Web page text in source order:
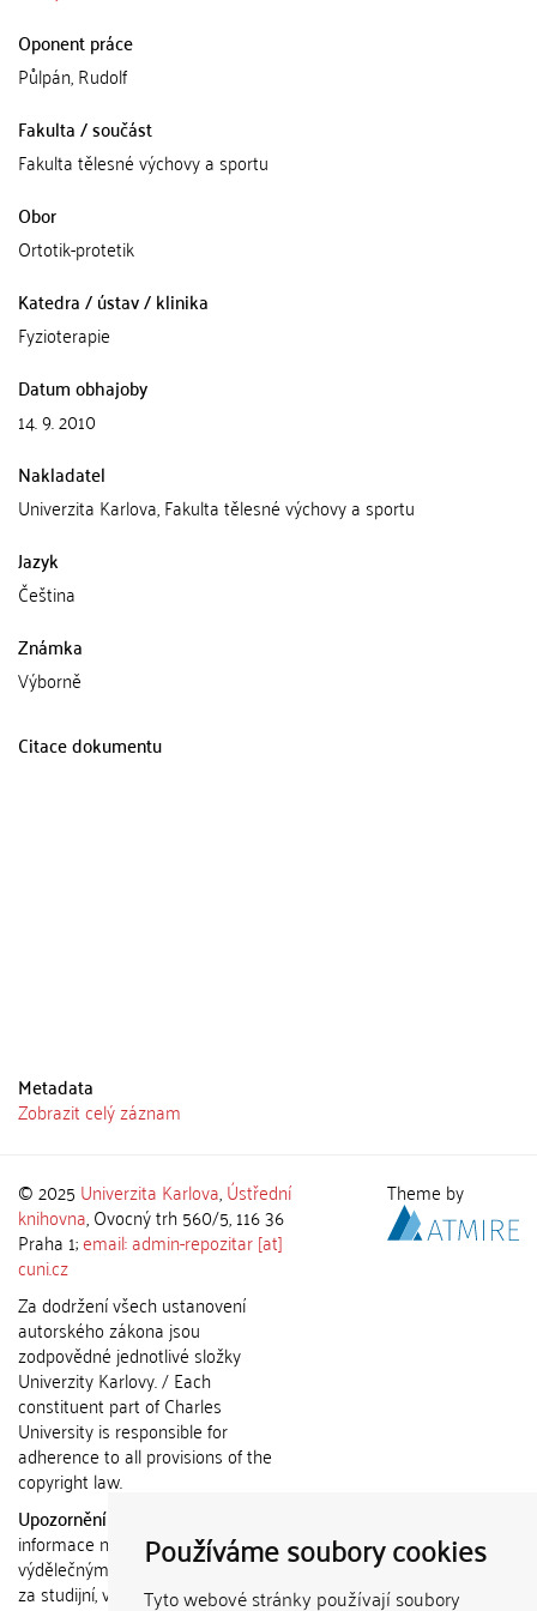
Používáme soubory cookies
Tyto webové stránky používají soubory
Oponent práce
Půlpán, Rudolf
Fakulta / součást
Fakulta tělesné výchovy a sportu
Obor
Ortotik-protetik
Katedra / ústav / klinika
Fyzioterapie
Datum obhajoby
14. 9. 2010
Nakladatel
Univerzita Karlova, Fakulta tělesné výchovy a sportu
Jazyk
Čeština
Známka
Výborně
Citace dokumentu
Metadata
Zobrazit celý záznam
© 2025 Univerzita Karlova,Ústřední
knihovna, Ovocný trh 560/5, 116 36
Praha 1;email: admin-repozitar [at]
cuni.cz
Za dodržení všech ustanovení
autorského zákona jsou
zodpovědné jednotlivé složky
Univerzity Karlovy. / Each
constituent part of Charles
University is responsible for
adherence to all provisions of the
copyright law.
Upozornění / Notice:
informace nemohou být použity k
výdělečným účelům nebo vydávány
za studijní, vědeckou nebo jinou
Theme by